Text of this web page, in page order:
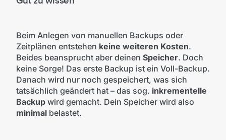
Beim Anlegen von manuellen Backups oder
Zeitplänen entstehen keine weiteren Kosten.
Beides beansprucht aber deinen Speicher. Doch
keine Sorge! Das erste Backup ist ein Voll-Backup.
Danach wird nur noch gespeichert, was sich
tatsächlich geändert hat – das sog. inkrementelle
Backupwird gemacht. Dein Speicher wird also
minimalbelastet.